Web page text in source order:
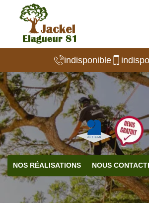
indisponible
NOS RÉALISATIONS NOUS